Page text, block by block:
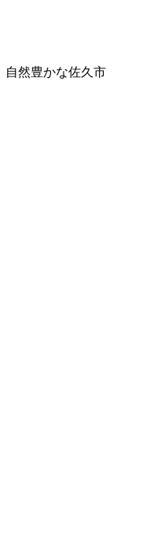
自然豊かな佐久市